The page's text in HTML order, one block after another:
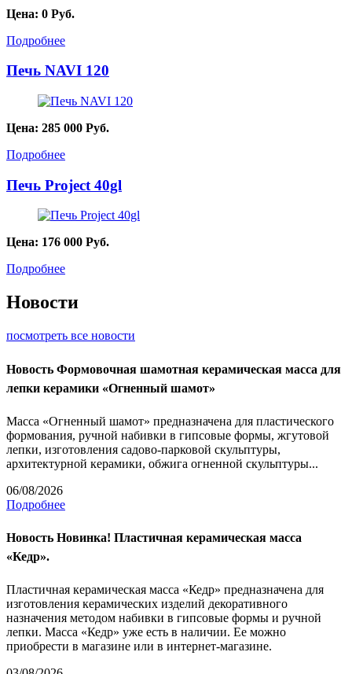
Цена: 0 Руб.
Подробнее
Печь NAVI 120
Цена: 285 000 Руб.
Подробнее
Печь Project 40gl
Цена: 176 000 Руб.
Подробнее
Новости
посмотреть все новости
Новость Формовочная шамотная керамическая масса для
лепки керамики «Огненный шамот»
Масса «Огненный шамот» предназначена для пластического
формования, ручной набивки в гипсовые формы, жгутовой
лепки, изготовления садово-парковой скульптуры,
архитектурной керамики, обжига огненной скульптуры...
06/08/2026
Подробнее
Новость Новинка! Пластичная керамическая масса
«Кедр».
Пластичная керамическая масса «Кедр» предназначена для
изготовления керамических изделий декоративного
назначения методом набивки в гипсовые формы и ручной
лепки. Масса «Кедр» уже есть в наличии. Ее можно
приобрести в магазине или в интернет-магазине.